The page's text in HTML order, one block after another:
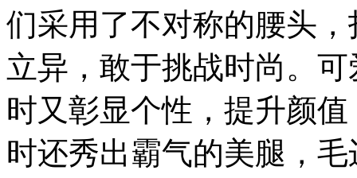
们采用了不对称的腰头
立异，敢于挑战时尚。
时又彰显个性，提升颜
时还秀出霸气的美腿，